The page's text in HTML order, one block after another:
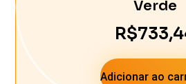
Verde
R$
Adicionar ao